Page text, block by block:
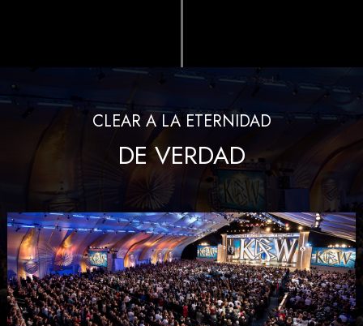
CLEAR A LA ETERNIDAD
DE VERDAD